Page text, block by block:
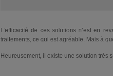
L’efficacité de ces solutions n’est en
traitements, ce qui est agréable. Mais à
Heureusement, il existe une solution très